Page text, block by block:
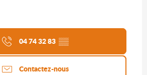
04 74 32 83 ▒▒
Contactez-nous